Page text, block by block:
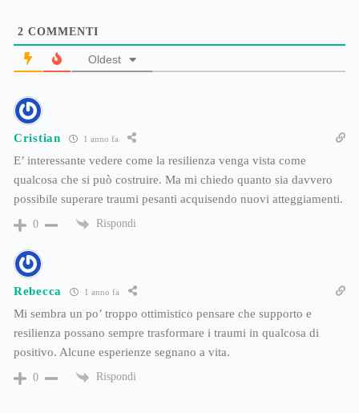
2 COMMENTI
Oldest
Cristian 1 anno fa
E’ interessante vedere come la resilienza venga vista come
qualcosa che si può costruire. Ma mi chiedo quanto sia davvero
possibile superare traumi pesanti acquisendo nuovi atteggiamenti.
0 Rispondi
Rebecca 1 anno fa
Mi sembra un po’ troppo ottimistico pensare che supporto e
resilienza possano sempre trasformare i traumi in qualcosa di
positivo. Alcune esperienze segnano a vita.
0 Rispondi